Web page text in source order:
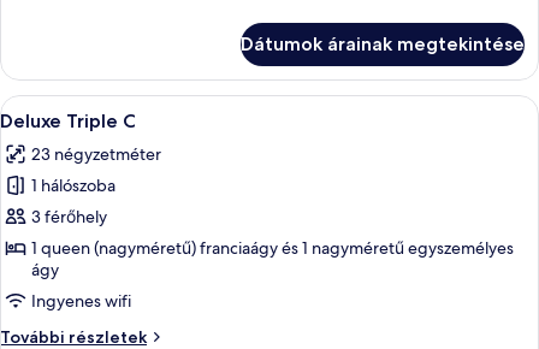
részletei
Dátumok árainak megtekintése
A
következő
szoba
összes
képének
megtekintése:
Deluxe
Triple
C
Egy szállodai szoba, amelyben két
12
Deluxe Triple C
23 négyzetméter
1 hálószoba
3 férőhely
1 queen (nagyméretű) franciaágy és 1 nagyméretű egyszemélyes
ágy
Ingyenes wifi
További részletek
Deluxe